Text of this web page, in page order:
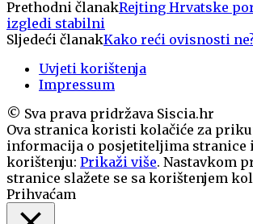
Prethodni članakRejting Hrvatske
izgledi stabilni
Sljedeći članakKako reći ovisnosti
Uvjeti korištenja
Impressum
© Sva prava pridržava Siscia.hr
Ova stranica koristi kolačiće za
informacija o posjetiteljima stranice
korištenju: Prikaži više. Nastavkom
stranice slažete se sa korištenjem
Prihvaćam